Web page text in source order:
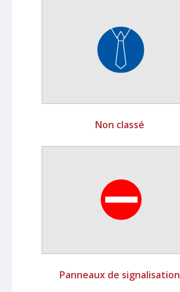
Non classé
Panneaux de signalisation